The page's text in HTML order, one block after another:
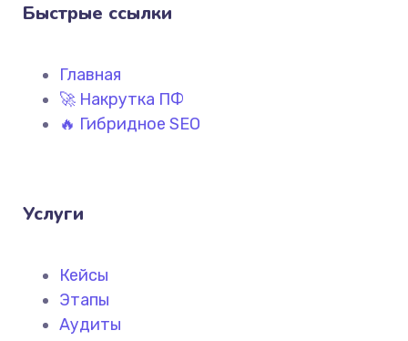
Быстрые ссылки
Главная
🚀 Накрутка ПФ
🔥 Гибридное SEO
Услуги
Кейсы
Этапы
Аудиты